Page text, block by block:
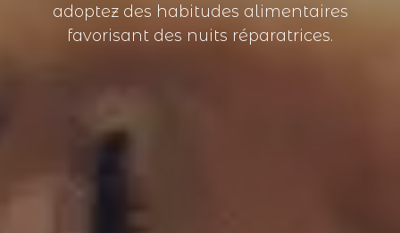
adoptez des habitudes alimentaires
favorisant des nuits réparatrices.